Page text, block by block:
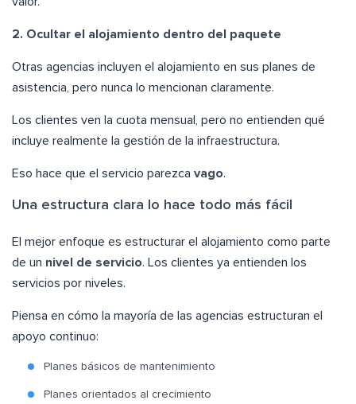
2. Ocultar el alojamiento dentro del paquete
Otras agencias incluyen el alojamiento en sus planes de
asistencia, pero nunca lo mencionan claramente.
Los clientes ven la cuota mensual, pero no entienden qué
incluye realmente la gestión de la infraestructura.
Eso hace que el servicio parezca vago.
Una estructura clara lo hace todo más fácil
El mejor enfoque es estructurar el alojamiento como parte
de un nivel de servicio. Los clientes ya entienden los
servicios por niveles.
Piensa en cómo la mayoría de las agencias estructuran el
apoyo continuo:
Planes básicos de mantenimiento
Planes orientados al crecimiento